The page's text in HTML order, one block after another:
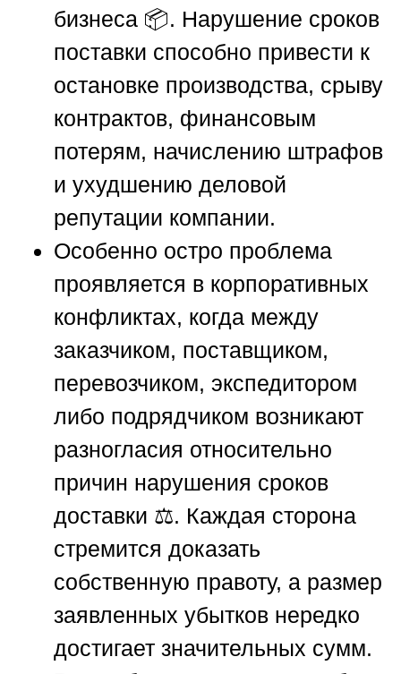
бизнеса 📦. Нарушение сроков
поставки способно привести к
остановке производства, срыву
контрактов, финансовым
потерям, начислению штрафов
и ухудшению деловой
репутации компании.
Особенно остро проблема
проявляется в корпоративных
конфликтах, когда между
заказчиком, поставщиком,
перевозчиком, экспедитором
либо подрядчиком возникают
разногласия относительно
причин нарушения сроков
доставки ⚖️. Каждая сторона
стремится доказать
собственную правоту, а размер
заявленных убытков нередко
достигает значительных сумм.